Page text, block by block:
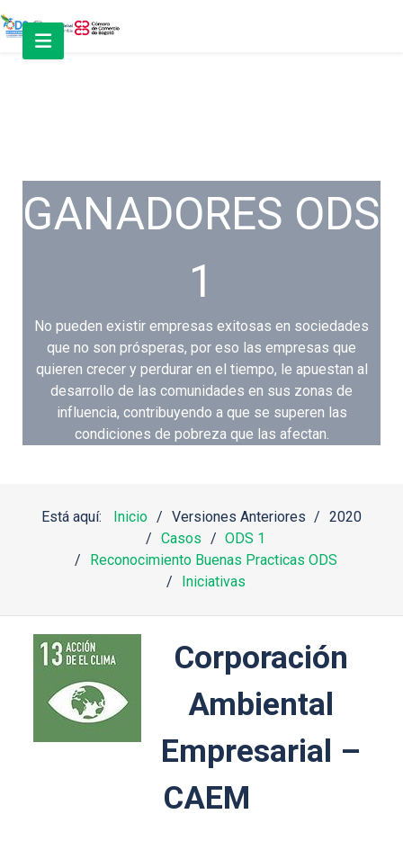
GANADORES ODS
1
No pueden existir empresas exitosas en sociedades
que no son prósperas, por eso las empresas que
quieren crecer y perdurar en el tiempo, le apuestan al
desarrollo de las comunidades en sus zonas de
influencia, contribuyendo a que se superen las
condiciones de pobreza que las afectan.
Está aquí: Inicio Versiones Anteriores
2020
Casos
ODS 1
Reconocimiento Buenas Practicas ODS
Iniciativas
Corporación
Ambiental
Empresarial –
CAEM